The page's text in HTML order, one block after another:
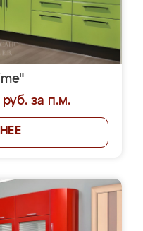
за п.м.